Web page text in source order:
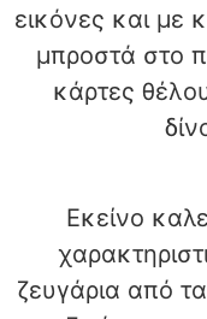
εικόνες και με
μπροστά στο
κάρτες
Εκείνο
ζευγάρια από